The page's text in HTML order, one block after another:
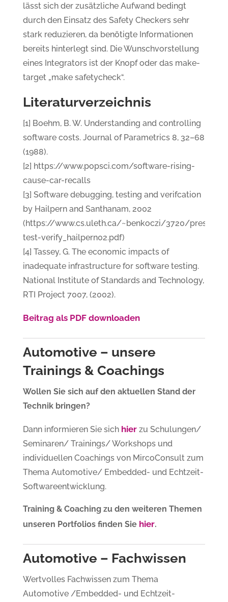
lässt sich der zusätzliche Aufwand bedingt
durch den Einsatz des Safety Checkers sehr
stark reduzieren, da benötigte Informationen
bereits hinterlegt sind. Die Wunschvorstellung
eines Integrators ist der Knopf oder das make-
target „make safetycheck“.
Literaturverzeichnis
[1] Boehm, B. W. Understanding and controlling
software costs. Journal of Parametrics 8, 32–68
(1988).
[2] https://www.popsci.com/software-rising-
cause-car-recalls
[3] Software debugging, testing and verifcation
by Hailpern and Santhanam, 2002
(https://www.cs.uleth.ca/~benkoczi/3720/pres/
test-verify_hailpern02.pdf)
[4] Tassey, G. The economic impacts of
inadequate infrastructure for software testing.
National Institute of Standards and Technology,
RTI Project 7007, (2002).
Beitrag als PDF downloaden
Automotive – unsere
Trainings & Coachings
Wollen Sie sich auf den aktuellen Stand der
Technik bringen?
Dann informieren Sie sich hier zu Schulungen/
Seminaren/ Trainings/ Workshops und
individuellen Coachings von MircoConsult zum
Thema Automotive/ Embedded- und Echtzeit-
Softwareentwicklung.
Training & Coaching zu den weiteren Themen
unseren Portfolios finden Sie hier.
Automotive – Fachwissen
Wertvolles Fachwissen zum Thema
Automotive /Embedded- und Echtzeit-